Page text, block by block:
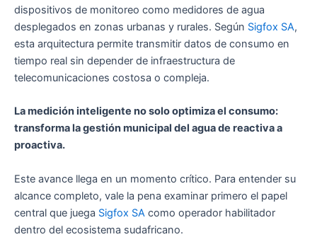
dispositivos de monitoreo como medidores de agua
desplegados en zonas urbanas y rurales. Según Sigfox SA,
esta arquitectura permite transmitir datos de consumo en
tiempo real sin depender de infraestructura de
telecomunicaciones costosa o compleja.
La medición inteligente no solo optimiza el consumo:
transforma la gestión municipal del agua de reactiva a
proactiva.
Este avance llega en un momento crítico. Para entender su
alcance completo, vale la pena examinar primero el papel
central que juega Sigfox SA como operador habilitador
dentro del ecosistema sudafricano.